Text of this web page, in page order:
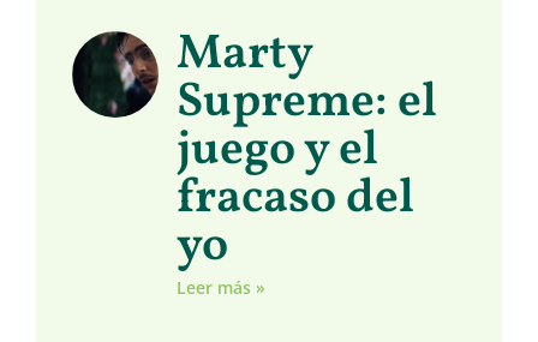
Marty
Supreme: el
juego y el
fracaso del
yo
Leer más »